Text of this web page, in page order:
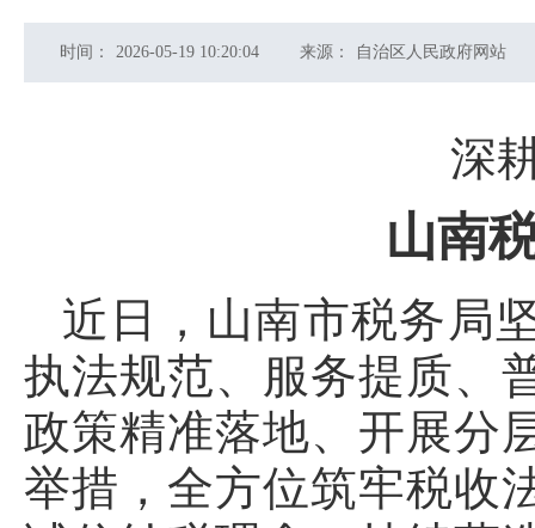
时间： 2026-05-19 10:20:04 来源： 自治区人民政府网站
深
山南
近日，山南市税务局
执法规范、服务提质、
政策精准落地、开展分
举措，全方位筑牢税收